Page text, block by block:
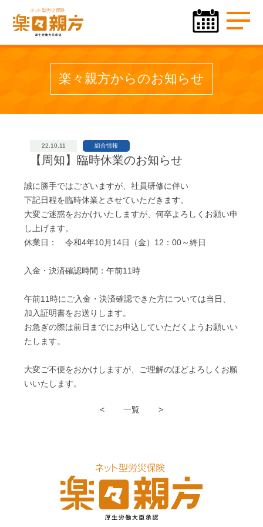
楽々親方からのお知らせ
22.10.11 組合情報
【周知】臨時休業のお知らせ
誠に勝手ではございますが、社員研修に伴い
下記日程を臨時休業とさせていただきます。
大変ご迷惑をおかけいたしますが、何卒よろしくお願い申
し上げます。
休業日： 令和4年10月14日（金）12：00～終日
入金・決済確認時間：午前11時
午前11時にご入金・決済確認できた方については当日、
加入証明書をお送りします。
お急ぎの際は前日までにお申込していただくようお願いい
たします。
大変ご不便をおかけしますが、ご理解のほどよろしくお願
いいたします。
< 一覧 >